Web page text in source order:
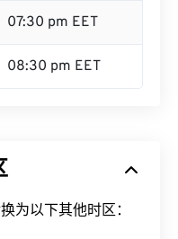
07:30 pm EET
08:30 pm EET
为以下其他时区：